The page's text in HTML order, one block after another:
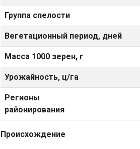
Группа спелости
Вегетационный период, дней
Масса 1000 зерен, г
Урожайность, ц/га
Регионы
районирования
Происхождение